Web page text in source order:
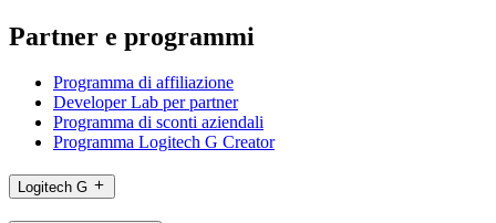
Partner e programmi
Programma di affiliazione
Developer Lab per partner
Programma di sconti aziendali
Programma Logitech G Creator
Logitech G